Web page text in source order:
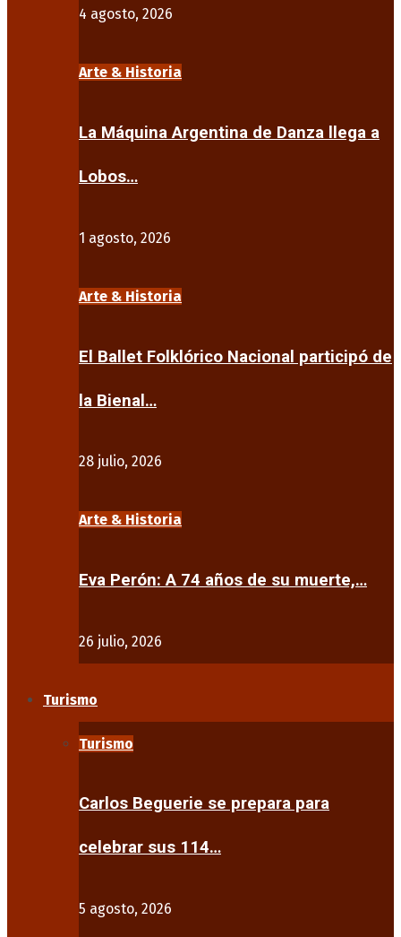
4 agosto, 2026
Arte & Historia
La Máquina Argentina de Danza llega a
Lobos…
1 agosto, 2026
Arte & Historia
El Ballet Folklórico Nacional participó de
la Bienal…
28 julio, 2026
Arte & Historia
Eva Perón: A 74 años de su muerte,…
26 julio, 2026
Turismo
Turismo
Carlos Beguerie se prepara para
celebrar sus 114…
5 agosto, 2026